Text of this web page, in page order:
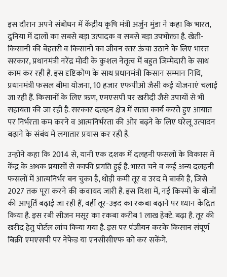
इस दौरान अपने संबोधन में केंद्रीय कृषि मंत्री अर्जुन मुंडा ने कहा कि भारत,
दुनिया में दालों का सबसे बड़ा उत्पादक व सबसे बड़ा उपभोक्ता है. खेती-
किसानी की बेहतरी व किसानों का जीवन स्तर ऊंचा उठाने के लिए भारत
सरकार, प्रधानमंत्री नरेंद्र मोदी के कुशल नेतृत्व में बहुत जिम्मेदारी के साथ
काम कर रही है. इस दृष्टिकोण के साथ प्रधानमंत्री किसान सम्मान निधि,
प्रधानमंत्री फसल बीमा योजना, 10 हजार एफपीओ जैसी कई योजनाएं चलाई
जा रही हैं. किसानों के लिए ऋण, एमएसपी पर खरीदी जैसे उपायों से भी
सहायता की जा रही है. सरकार दलहन क्षेत्र में सतत कार्य करते हुए आयात
पर निर्भरता कम करने व आत्मनिर्भरता की ओर बढ़ने के लिए घरेलू उत्पादन
बढ़ाने के संबंध में लगातार प्रयास कर रही हैं.
उन्होंने कहा कि 2014 से, यानी एक दशक में दलहनी फसलों के विकास में
केंद्र के अथक प्रयासों से काफी प्रगति हुई है. भारत चने व कई अन्य दलहनी
फसलों में आत्मनिर्भर बन चुका है, थोड़ी कमी तूर व उरद में बाकी है, जिसे
2027 तक पूरा करने की कवायद जारी है. इस दिशा में, नई किस्मों के बीजों
की आपूर्ति बढ़ाई जा रही हैं, वहीं तूर-उड़द का रकबा बढ़ाने पर ध्यान केंद्रित
किया है. इस रबी सीजन मसूर का रकबा करीब 1 लाख हेक्टे. बढ़ा है. तूर की
खरीद हेतु पोर्टल लांच किया गया है. इस पर पंजीयन करके किसान संपूर्ण
बिक्री एमएसपी पर नेफेड या एनसीसीएफ को कर सकेंगे.